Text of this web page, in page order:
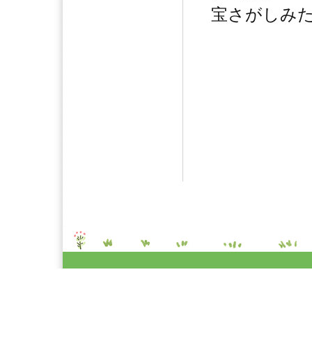
宝さがしみ